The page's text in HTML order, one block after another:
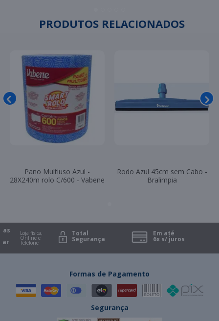
PRODUTOS RELACIONADOS
Pano Multiuso Azul -
28X240m rolo C/600 - Vabene
Rodo Azul 45cm sem Cabo -
Bralimpia
Loja física,
Online e
Telefone
Total
Segurança
Em até
6x s/ juros
Formas de Pagamento
Segurança